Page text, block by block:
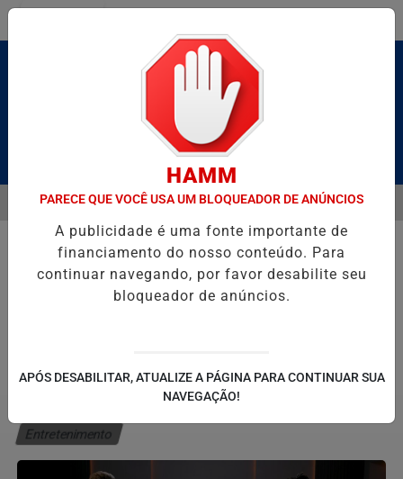
Pesquisar Notícia
HOMENAGEIA UZIEL BUENO NO TERRAÇO MINEIRO NA
EM ALTA
MENU
Entretenimento
HAMM
PARECE QUE VOCÊ USA UM BLOQUEADOR DE ANÚNCIOS
A publicidade é uma fonte importante de
financiamento do nosso conteúdo. Para
continuar navegando, por favor desabilite seu
bloqueador de anúncios.
APÓS DESABILITAR, ATUALIZE A PÁGINA PARA CONTINUAR SUA
NAVEGAÇÃO!